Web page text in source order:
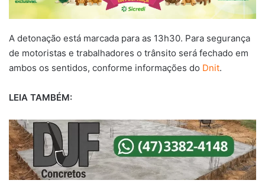
A detonação está marcada para as 13h30. Para segurança
de motoristas e trabalhadores o trânsito será fechado em
ambos os sentidos, conforme informações do Dnit.
LEIA TAMBÉM: